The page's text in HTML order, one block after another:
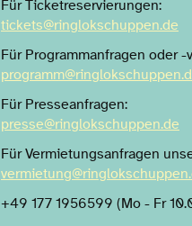
Für Ticketreservierungen:
tickets@ringlokschuppen.de
Für Programmanfragen oder -
Für Presseanfragen:
presse@ringlokschuppen.de
Für Vermietungsanfragen
+49 177 1956599 (Mo - Fr